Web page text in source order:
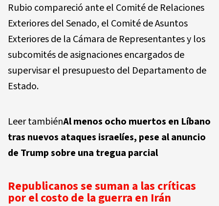
Rubio compareció ante el Comité de Relaciones
Exteriores del Senado, el Comité de Asuntos
Exteriores de la Cámara de Representantes y los
subcomités de asignaciones encargados de
supervisar el presupuesto del Departamento de
Estado.
Leer tambiénAl menos ocho muertos en Líbano
tras nuevos ataques israelíes, pese al anuncio
de Trump sobre una tregua parcial
Republicanos se suman a las críticas
por el costo de la guerra en Irán